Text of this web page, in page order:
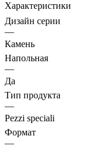
Характеристики
Дизайн серии
—
Камень
Напольная
—
Да
Тип продукта
—
Pezzi speciali
Формат
—